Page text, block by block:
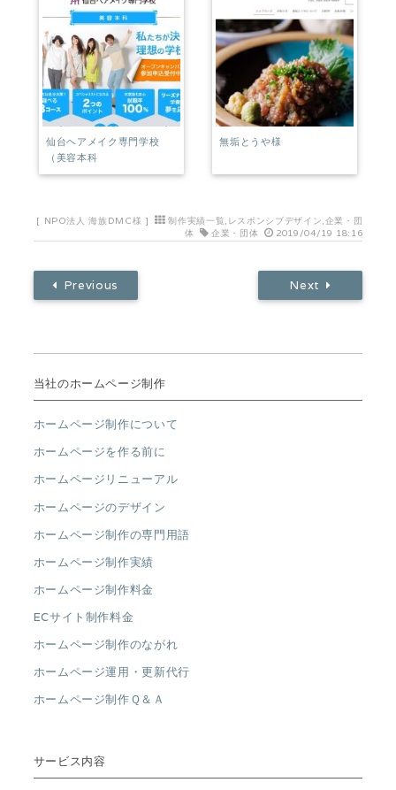
仙台ヘアメイク専門学校
（美容本科
無垢とうや様
[ NPO法人 海族DMC様 ] 制作実績一覧, レスポンシブデザイン,企業・団
体
企業・団体 2019/04/19 18:16
Previous Next
当社のホームページ制作
ホームページ制作について
ホームページを作る前に
ホームページリニューアル
ホームページのデザイン
ホームページ制作の専門用語
ホームページ制作実績
ホームページ制作料金
ECサイト制作料金
ホームページ制作のながれ
ホームページ運用・更新代行
ホームページ制作Ｑ＆Ａ
サービス内容